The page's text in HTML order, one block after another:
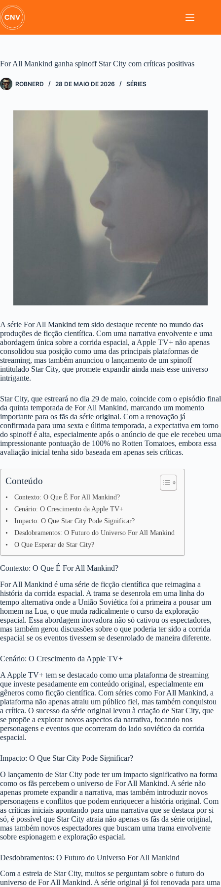
Pular
para
o
conteúdo
For All Mankind ganha spinoff Star City com críticas positivas
ROBNERD 28 DE MAIO DE 2026 SÉRIES
A série For All Mankind tem sido destaque recente no mundo das
produções de ficção científica. Com uma narrativa envolvente e uma
abordagem única sobre a corrida espacial, a Apple TV+ não apenas
consolidou sua posição como uma das principais plataformas de
streaming, mas também anunciou o lançamento de um spinoff
intitulado Star City, que promete expandir ainda mais esse universo
intrigante.
Star City, que estreará no dia 29 de maio, coincide com o episódio final
da quinta temporada de For All Mankind, marcando um momento
importante para os fãs da série original. Com a renovação já
confirmada para uma sexta e última temporada, a expectativa em torno
do spinoff é alta, especialmente após o anúncio de que ele recebeu uma
impressionante pontuação de 100% no Rotten Tomatoes, embora essa
avaliação inicial tenha sido baseada em apenas seis críticas.
Conteúdo
Contexto: O Que É For All Mankind?
Cenário: O Crescimento da Apple TV+
Impacto: O Que Star City Pode Significar?
Desdobramentos: O Futuro do Universo For All Mankind
O Que Esperar de Star City?
Contexto: O Que É For All Mankind?
For All Mankind é uma série de ficção científica que reimagina a
história da corrida espacial. A trama se desenrola em uma linha do
tempo alternativa onde a União Soviética foi a primeira a pousar um
homem na Lua, o que muda radicalmente o curso da exploração
espacial. Essa abordagem inovadora não só cativou os espectadores,
mas também gerou discussões sobre o que poderia ter sido a corrida
espacial se os eventos tivessem se desenrolado de maneira diferente.
Cenário: O Crescimento da Apple TV+
A Apple TV+ tem se destacado como uma plataforma de streaming
que investe pesadamente em conteúdo original, especialmente em
gêneros como ficção científica. Com séries como For All Mankind, a
plataforma não apenas atraiu um público fiel, mas também conquistou
a crítica. O sucesso da série original levou à criação de Star City, que
se propõe a explorar novos aspectos da narrativa, focando nos
personagens e eventos que ocorreram do lado soviético da corrida
espacial.
Impacto: O Que Star City Pode Significar?
O lançamento de Star City pode ter um impacto significativo na forma
como os fãs percebem o universo de For All Mankind. A série não
apenas promete expandir a narrativa, mas também introduzir novos
personagens e conflitos que podem enriquecer a história original. Com
as críticas iniciais apontando para uma narrativa que se destaca por si
só, é possível que Star City atraia não apenas os fãs da série original,
mas também novos espectadores que buscam uma trama envolvente
sobre espionagem e exploração espacial.
Desdobramentos: O Futuro do Universo For All Mankind
Com a estreia de Star City, muitos se perguntam sobre o futuro do
universo de For All Mankind. A série original já foi renovada para uma